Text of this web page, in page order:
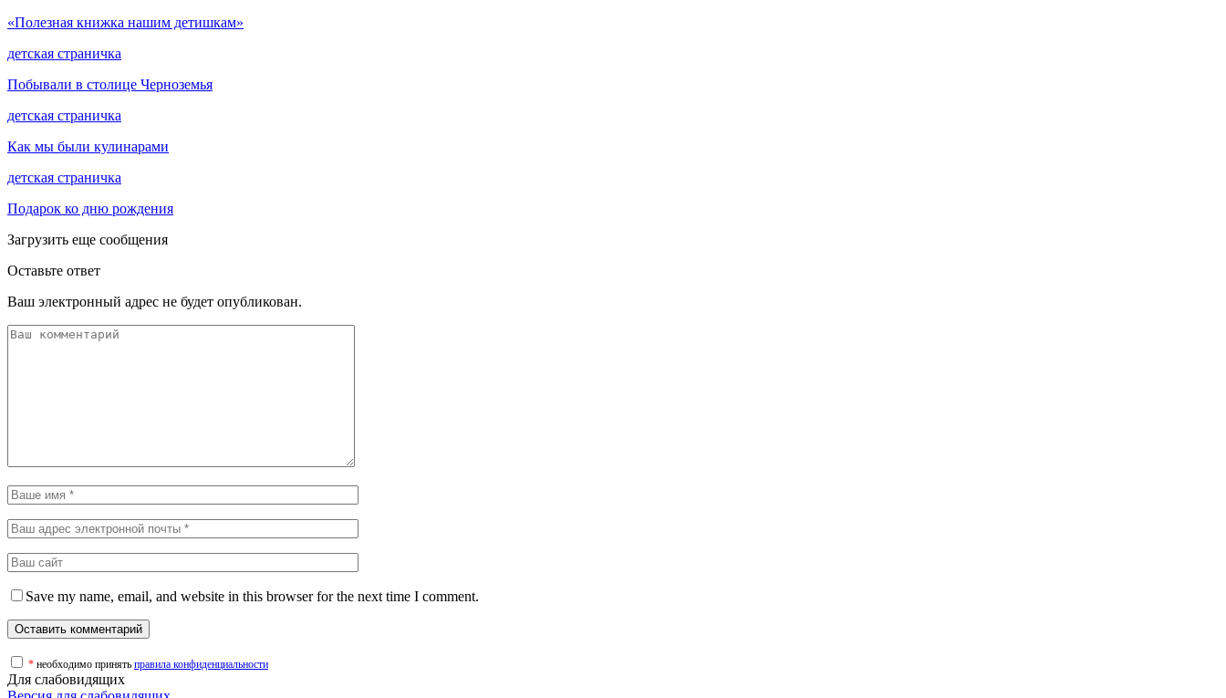
«Полезная книжка нашим детишкам»
детская страничка
Побывали в столице Черноземья
детская страничка
Как мы были кулинарами
детская страничка
Подарок ко дню рождения
Загрузить еще сообщения
Оставьте ответ
Ваш электронный адрес не будет опубликован.
Save my name, email, and website in this browser for the next time I comment.
* необходимо принять правила конфиденциальности
Для слабовидящих